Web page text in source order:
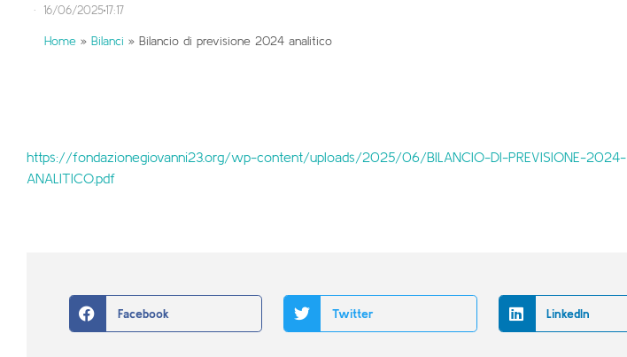
· 16/06/202517:17
Home » Bilanci » Bilancio di previsione 2024 analitico
https://fondazionegiovanni23.org/wp-content/uploads/2025/06/BILANCIO-DI-PREVISIONE-2024-
ANALITICO.pdf
Facebook Twitter LinkedIn